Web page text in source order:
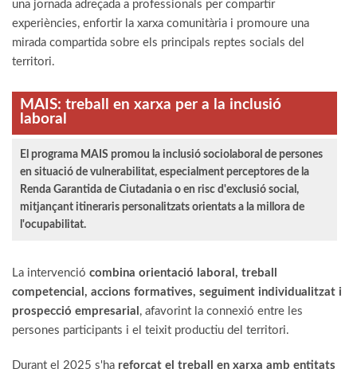
una jornada adreçada a professionals per compartir
experiències, enfortir la xarxa comunitària i promoure una
mirada compartida sobre els principals reptes socials del
territori.
MAIS: treball en xarxa per a la inclusió
laboral
El programa MAIS promou la inclusió sociolaboral de persones
en situació de vulnerabilitat, especialment perceptores de la
Renda Garantida de Ciutadania o en risc d'exclusió social,
mitjançant itineraris personalitzats orientats a la millora de
l'ocupabilitat.
La intervenció combina orientació laboral, treball
competencial, accions formatives, seguiment individualitzat i
prospecció empresarial , afavorint la connexió entre les
persones participants i el teixit productiu del territori.
Durant el 2025 s'ha reforçat el treball en xarxa amb entitats